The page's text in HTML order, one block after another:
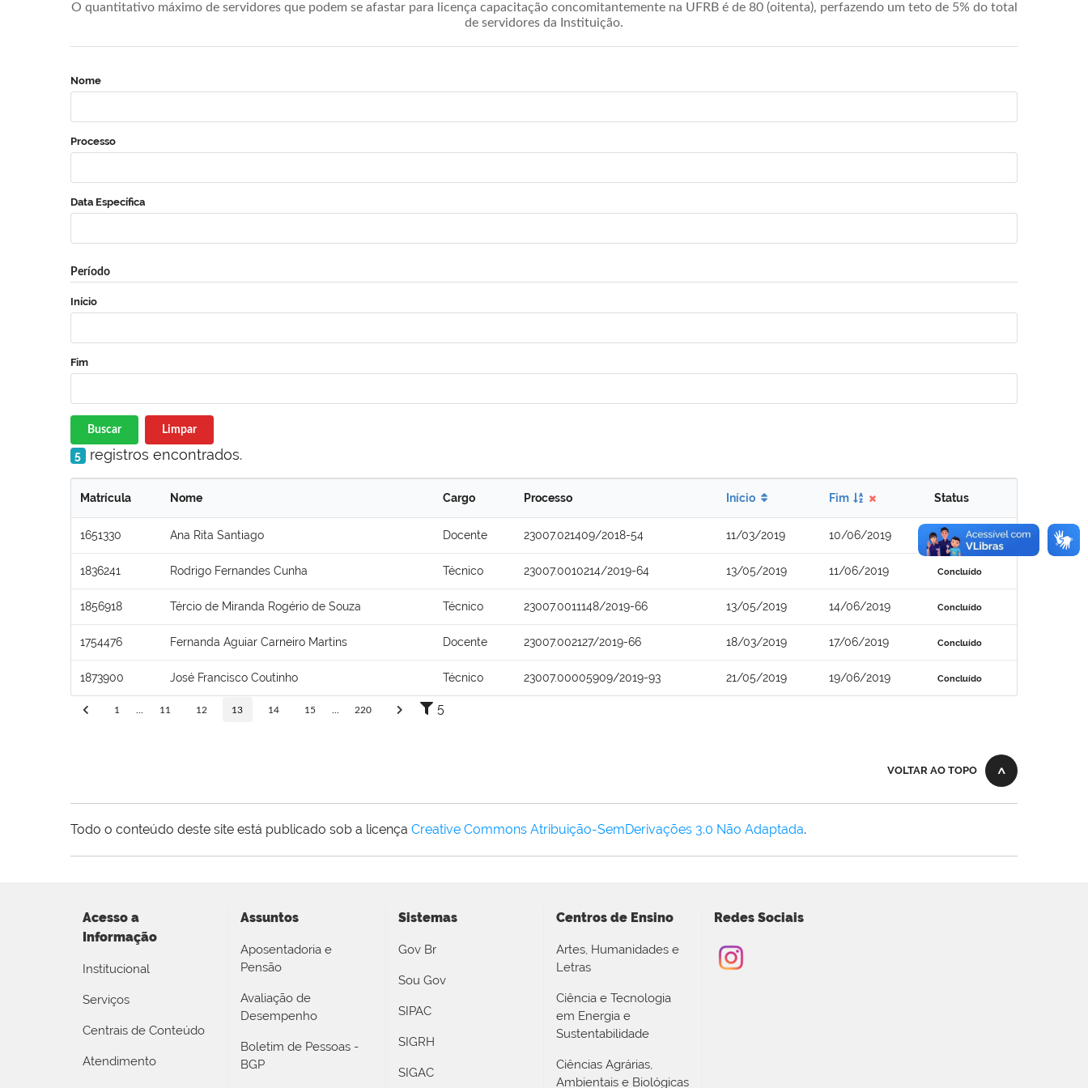
O quantitativo máximo de servidores que podem se afastar para licença capacitação concomitantemente na UFRB é de 80 (oitenta), perfazendo um teto de 5% do total
de servidores da Instituição.
Nome
Processo
Data Específica
Período
Início
Fim
Buscar Limpar
5 registros encontrados.
Matrícula Nome Cargo Processo Início Fim Status
1651330 Ana Rita Santiago Docente 23007.021409/2018-54 11/03/2019 10/06/2019 Concluído
1836241 Rodrigo Fernandes Cunha Técnico 23007.0010214/2019-64 13/05/2019 11/06/2019 Concluído
1856918 Tércio de Miranda Rogério de Souza Técnico 23007.0011148/2019-66 13/05/2019 14/06/2019 Concluído
1754476 Fernanda Aguiar Carneiro Martins Docente 23007.002127/2019-66 18/03/2019 17/06/2019 Concluído
1873900 José Francisco Coutinho Técnico 23007.00005909/2019-93 21/05/2019 19/06/2019 Concluído
1 11 12 13 14 15 220 5
VOLTAR AO TOPO
Todo o conteúdo deste site está publicado sob a licença Creative Commons Atribuição-SemDerivações 3.0 Não Adaptada.
Acesso a
Informação
Institucional
Serviços
Centrais de Conteúdo
Atendimento
Assuntos
Aposentadoria e
Pensão
Avaliação de
Desempenho
Boletim de Pessoas -
BGP
Sistemas
Gov Br
Sou Gov
SIPAC
SIGRH
SIGAC
Centros de Ensino
Artes, Humanidades e
Letras
Ciência e Tecnologia
em Energia e
Sustentabilidade
Ciências Agrárias,
Ambientais e Biológicas
Redes Sociais